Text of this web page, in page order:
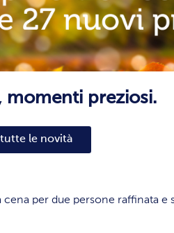
momenti preziosi.
le novità
per due persone raffinata